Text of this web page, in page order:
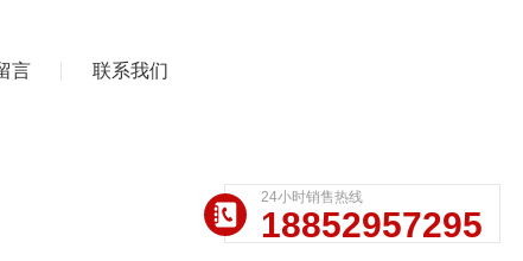
言 联系我们
24小时销售热线
18852957295